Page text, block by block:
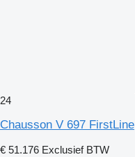
24
Chausson V 697 FirstLine
€ 51.176 Exclusief BTW